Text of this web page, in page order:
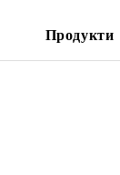
Продукти